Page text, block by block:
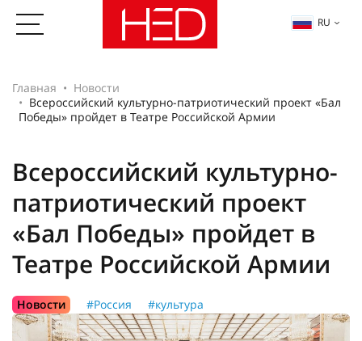
RU
Главная
Новости
Всероссийский культурно-патриотический проект «Бал
Победы» пройдет в Театре Российской Армии
Всероссийский культурно-
патриотический проект
«Бал Победы» пройдет в
Театре Российской Армии
Новости #Россия #культура